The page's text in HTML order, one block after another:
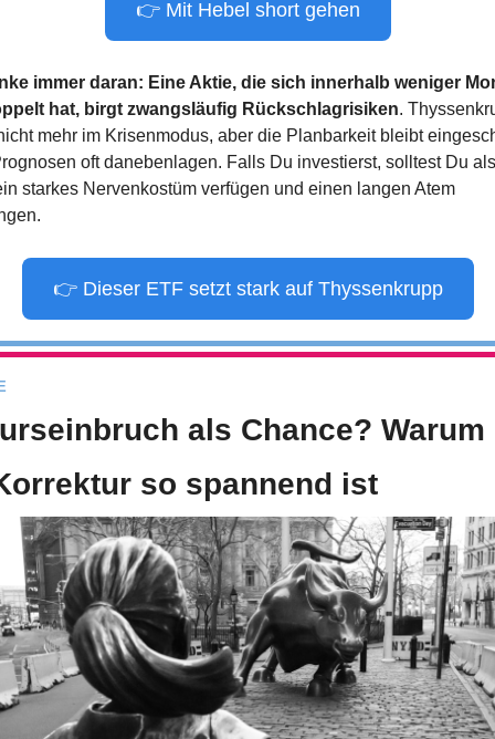
👉 Mit Hebel short gehen
immer daran: Eine Aktie, die sich innerhalb weniger
hat, birgt zwangsläufig Rückschlagrisiken.
mehr im Krisenmodus, aber die Planbarkeit bleibt
oft danebenlagen. Falls Du investierst, solltest Du
starkes Nervenkostüm verfügen und einen langen Atem
👉 Dieser ETF setzt stark auf Thyssenkrupp
als Chance? Warum
so spannend ist